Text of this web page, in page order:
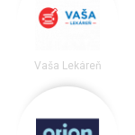
Vaša Lekáreň